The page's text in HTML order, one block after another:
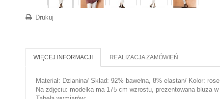
Drukuj
WIĘCEJ INFORMACJI REALIZACJA ZAMÓWIEŃ
Materiał: Dzianina/ Skład: 92% bawełna, 8% elastan/ Kolor:
Na zdjęciu: modelka ma 175 cm wzrostu, prezentowana bluza